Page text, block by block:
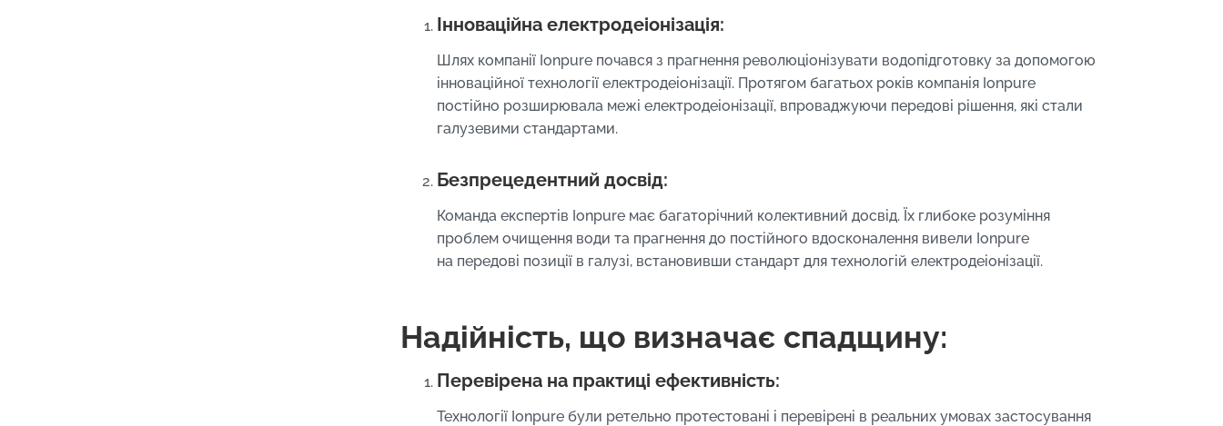
Інноваційна електродеіонізація:
Шлях компанії Ionpure почався з прагнення революціонізувати водопідготовку за допомогою
інноваційної технології електродеіонізації. Протягом багатьох років компанія Ionpure
постійно розширювала межі електродеіонізації, впроваджуючи передові рішення, які стали
галузевими стандартами.
Безпрецедентний досвід:
Команда експертів Ionpure має багаторічний колективний досвід. Їх глибоке розуміння
проблем очищення води та прагнення до постійного вдосконалення вивели Ionpure
на передові позиції в галузі, встановивши стандарт для технологій електродеіонізації.
Надійність, що визначає спадщину:
Перевірена на практиці ефективність:
Технології Ionpure були ретельно протестовані і перевірені в реальних умовах застосування